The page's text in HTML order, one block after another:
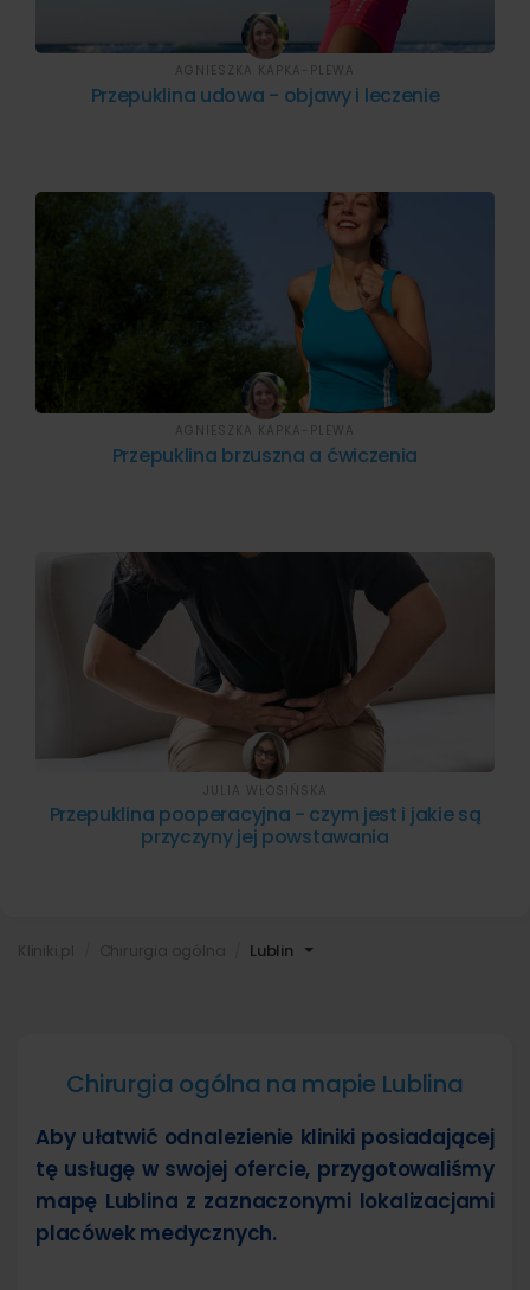
Lublin
Przepuklina udowa - objawy i leczenie
AGNIESZKA KAPKA-PLEWA
Przepuklina brzuszna a ćwiczenia
AGNIESZKA KAPKA-PLEWA
Przepuklina pooperacyjna - czym jest i jakie są
przyczyny jej powstawania
JULIA WŁOSIŃSKA
Chirurgia ogólna na mapie Lublina
Aby ułatwić odnalezienie kliniki posiadającej
tę usługę w swojej ofercie, przygotowaliśmy
mapę Lublina z zaznaczonymi lokalizacjami
placówek medycznych.